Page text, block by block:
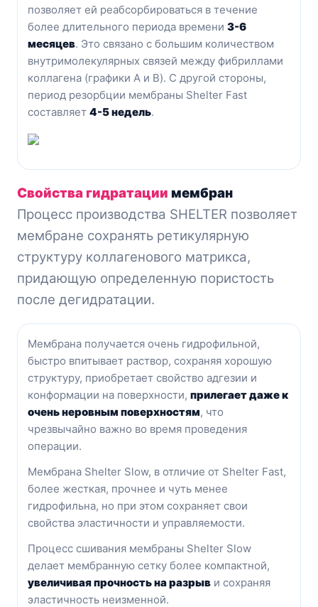
позволяет ей реабсорбироваться в течение
более длительного периода времени 3-6
месяцев. Это связано с большим количеством
внутримолекулярных связей между фибриллами
коллагена (графики A и B). С другой стороны,
период резорбции мембраны Shelter Fast
составляет 4-5 недель.
Свойства гидратации мембран
Процесс производства SHELTER позволяет
мембране сохранять ретикулярную
структуру коллагенового матрикса,
придающую определенную пористость
после дегидратации.
Мембрана получается очень гидрофильной,
быстро впитывает раствор, сохраняя хорошую
структуру, приобретает свойство адгезии и
конформации на поверхности, прилегает даже к
очень неровным поверхностям, что
чрезвычайно важно во время проведения
операции.
Мембрана Shelter Slow, в отличие от Shelter Fast,
более жесткая, прочнее и чуть менее
гидрофильна, но при этом сохраняет свои
свойства эластичности и управляемости.
Процесс сшивания мембраны Shelter Slow
делает мембранную сетку более компактной,
увеличивая прочность на разрыв и сохраняя
эластичность неизменной.